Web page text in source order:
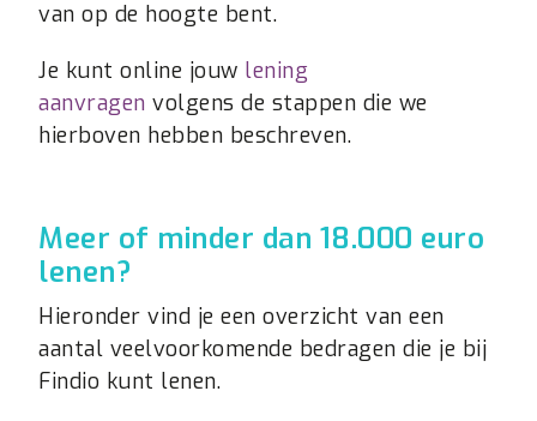
van op de hoogte bent.
Je kunt online jouw lening
aanvragen volgens de stappen die we
hierboven hebben beschreven.
Meer of minder dan 18.000 euro
lenen?
Hieronder vind je een overzicht van een
aantal veelvoorkomende bedragen die je bij
Findio kunt lenen.